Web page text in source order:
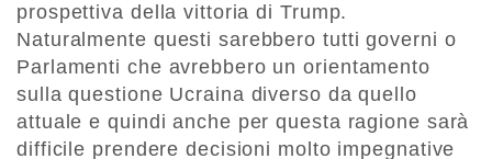
prospettiva della vittoria di Trump.
Naturalmente questi sarebbero tutti governi o
Parlamenti che avrebbero un orientamento
sulla questione Ucraina diverso da quello
attuale e quindi anche per questa ragione sarà
difficile prendere decisioni molto impegnative